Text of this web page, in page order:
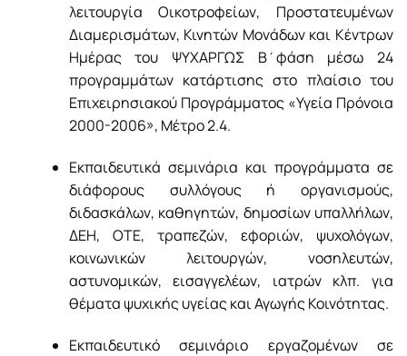
λειτουργία Οικοτροφείων, Προστατευμένων
Διαμερισμάτων, Κινητών Μονάδων και Κέντρων
Ημέρας του ΨΥΧΑΡΓΩΣ B΄φάση μέσω 24
προγραμμάτων κατάρτισης στο πλαίσιο του
Επιχειρησιακού Προγράμματος «Υγεία Πρόνοια
2000-2006», Μέτρο 2.4.
Εκπαιδευτικά σεμινάρια και προγράμματα σε
διάφορους συλλόγους ή οργανισμούς,
διδασκάλων, καθηγητών, δημοσίων υπαλλήλων,
ΔΕΗ, ΟΤΕ, τραπεζών, εφοριών, ψυχολόγων,
κοινωνικών λειτουργών, νοσηλευτών,
αστυνομικών, εισαγγελέων, ιατρών κλπ. για
θέματα ψυχικής υγείας και Αγωγής Κοινότητας.
Εκπαιδευτικό σεμινάριο εργαζομένων σε